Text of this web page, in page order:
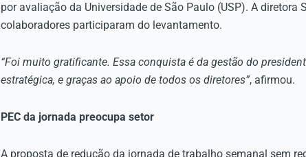
por avaliação da Universidade de São Paulo (USP). A
colaboradores participaram do levantamento.
“Foi muito gratificante. Essa conquista é da gestão do
estratégica, e graças ao apoio de todos os diretores”, afirmou.
PEC da jornada preocupa setor
A proposta de redução da jornada de trabalho semanal sem